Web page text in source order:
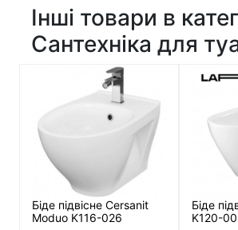
Інші товари в
Сантехніка для
Біде підвісне Cersanit
Moduo K116-026
Біде
K120-